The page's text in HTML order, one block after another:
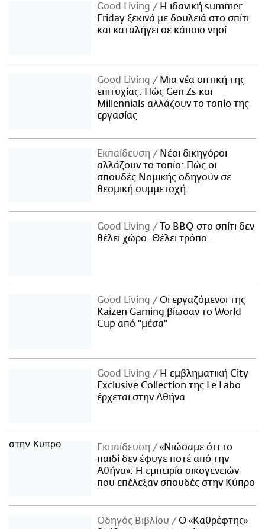
Good Living
Η ιδανική summer
Friday ξεκινά με δουλειά στο σπίτι
και καταλήγει σε κάποιο νησί
Good Living
Μια νέα οπτική της
επιτυχίας: Πώς Gen Zs και
Millennials αλλάζουν το τοπίο της
εργασίας
Εκπαίδευση
Νέοι δικηγόροι
αλλάζουν το τοπίο: Πώς οι
σπουδές Νομικής οδηγούν σε
θεσμική συμμετοχή
Good Living
Το BBQ στο σπίτι δεν
θέλει χώρο. Θέλει τρόπο.
Good Living
Οι εργαζόμενοι της
Kaizen Gaming βίωσαν το World
Cup από "μέσα"
Good Living
Η εμβληματική City
Exclusive Collection της Le Labo
έρχεται στην Αθήνα
Εκπαίδευση
«Νιώσαμε ότι το
παιδί δεν έφυγε ποτέ από την
Αθήνα»: Η εμπειρία οικογενειών
που επέλεξαν σπουδές στην Κύπρο
Οδηγός Βιβλίου
Ο «Καθρέφτης»